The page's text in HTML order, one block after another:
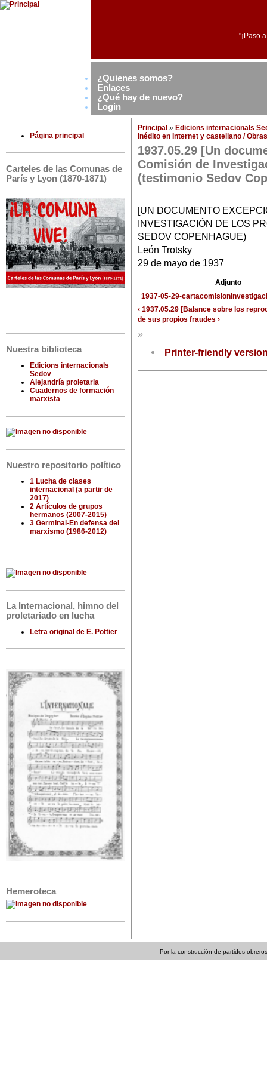
"¡Paso
¿Quienes somos?
Enlaces
¿Qué hay de nuevo?
Login
Página principal
Carteles de las Comunas de
París y Lyon (1870-1871)
Nuestra biblioteca
Edicions internacionals
Sedov
Alejandría proletaria
Cuadernos de formación
marxista
Nuestro repositorio político
1 Lucha de clases
internacional (a partir de
2017)
2 Artículos de grupos
hermanos (2007-2015)
3 Germinal-En defensa del
marxismo (1986-2012)
La Internacional, himno del
proletariado en lucha
Letra original de E. Pottier
Hemeroteca
Principal » Edicions internacionals
inédito en Internet y castellano /
1937.05.29 [Un
Comisión de
(testimonio Sedov
[UN DOCUMENTO
INVESTIGACIÓN DE LOS
SEDOV COPENHAGUE)
León Trotsky
29 de mayo de 1937
Adjunto
1937-05-29-
‹ 1937.05.29 [Balance sobre los
de sus propios fraudes ›
»
Printer-friendly
Por la construcción de partidos